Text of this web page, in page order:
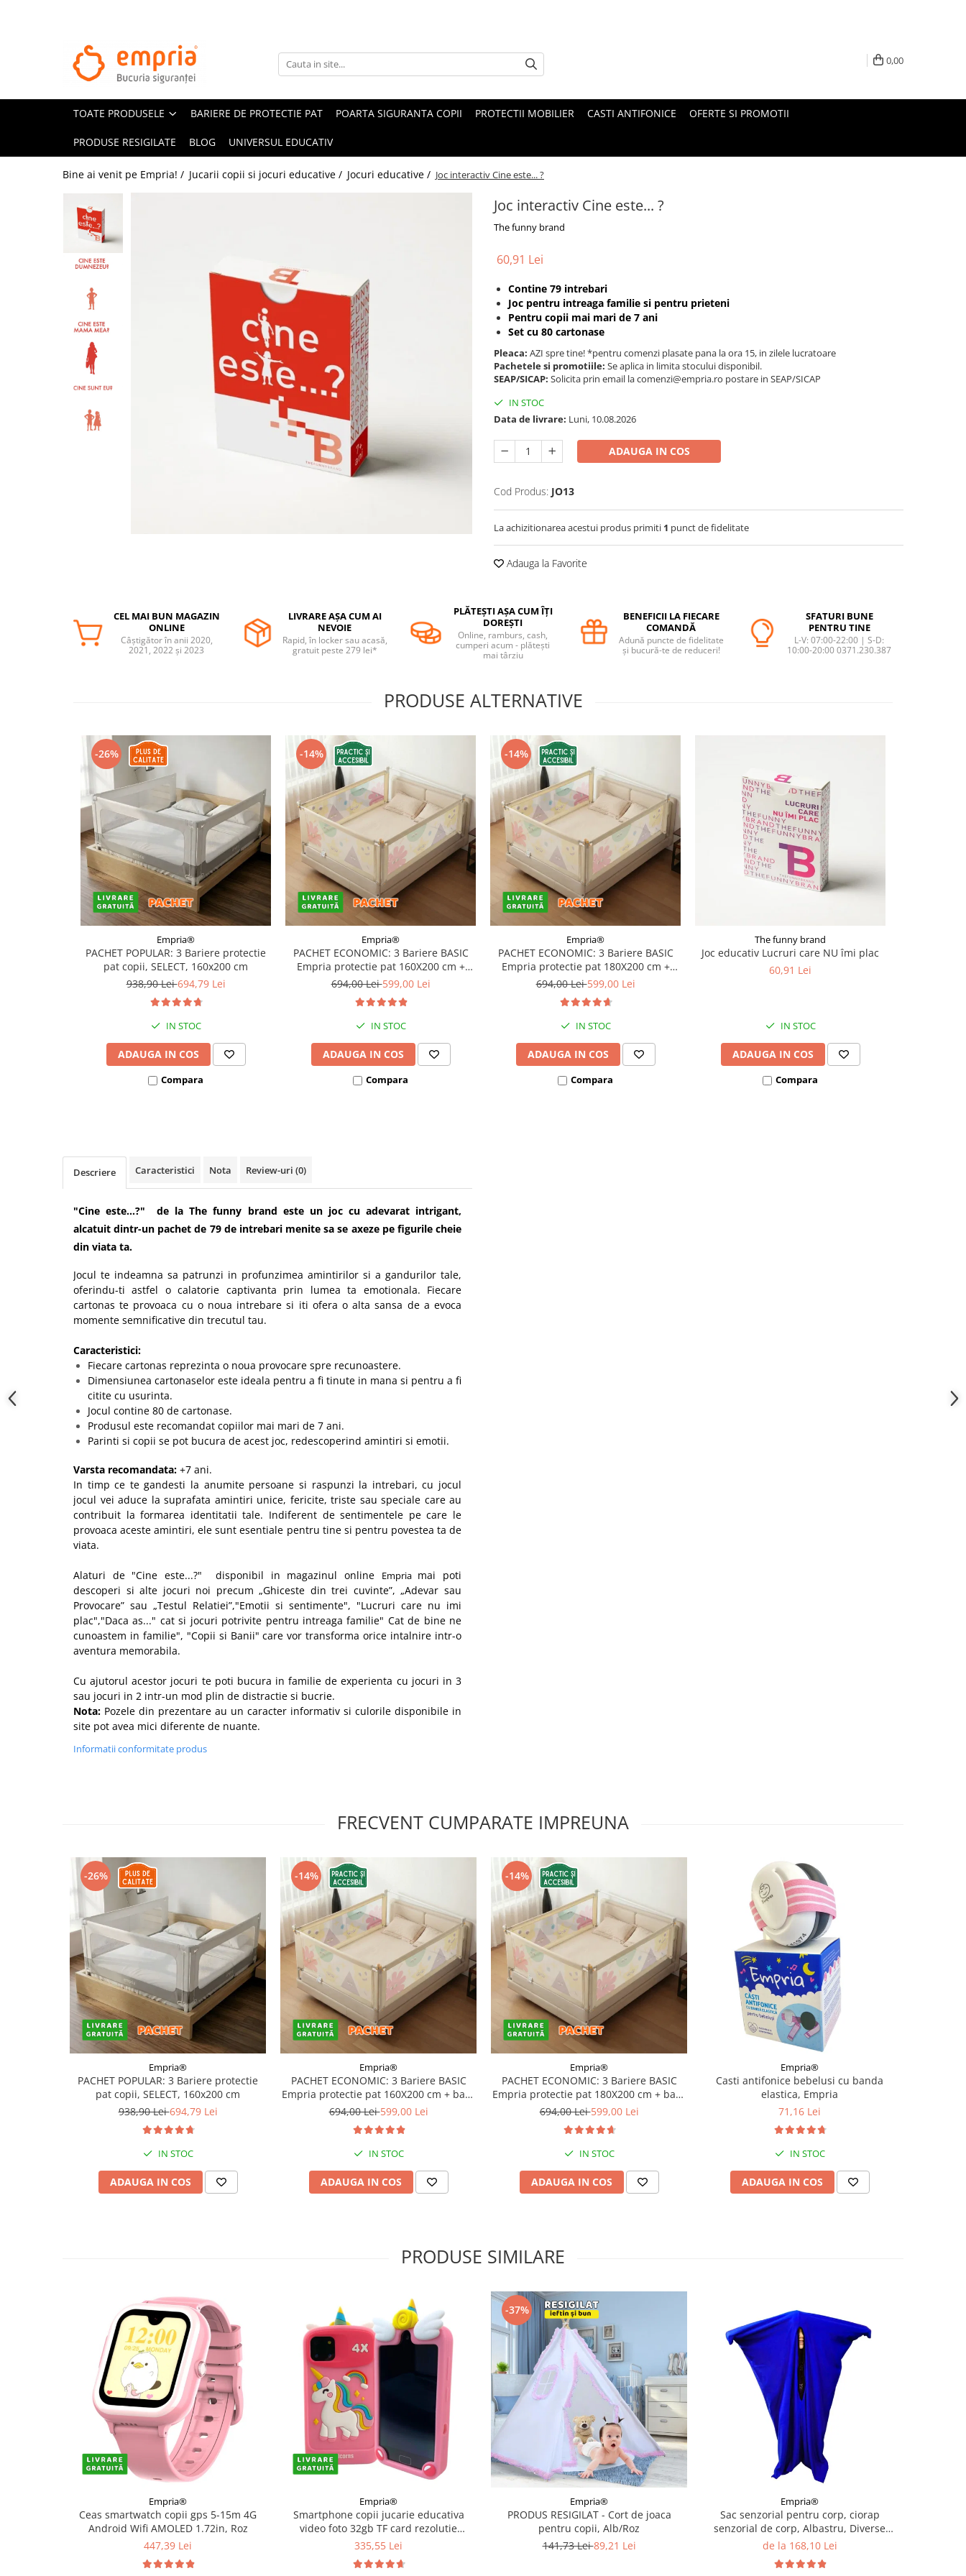
TOATE PRODUSELE
Oferte Protectii Laterale Pat
Bariere protectie pentru pat
Aparatori laterale patut bebe
Protectie colturi mobila copii
Sigurante pentru sertare si usi
Sigurante geamuri si usi glisante
Kituri de siguranta pentru copii si
Protectii utile
Poarta siguranta copii
Deflectoare pentru aer conditionat
Casti antifonice pentru copii si
Puericultura mare
Ingrijire bebe si mama
Igiena si ingrijire bebelusi
Accesorii bebelusi / nou-nascuti
Perne si saltele bebelusi
Diversificare bebelusi
Baia bebelusului
Jucarii copii si jocuri educative
Jucarii dentitie
Covorase ortopedice senzoriale
Cuburi magnetice JollyHeap®
Stikere decorative si covoare
Siguranta animale companie
Propuneri Cadou
0,00
TOATE PRODUSELE BARIERE DE PROTECTIE PAT POARTA SIGURANTA COPII PROTECTII MOBILIER CASTI ANTIFONICE OFERTE SI PROMOTII
PRODUSE RESIGILATE BLOG UNIVERSUL EDUCATIV
Bine ai venit pe Empria! / Jucarii copii si jocuri educative / Jocuri educative / Joc interactiv Cine este... ?
Joc interactiv Cine este... ?
The funny brand
60,91 Lei
Contine 79 intrebari
Joc pentru intreaga familie si pentru prieteni
Pentru copii mai mari de 7 ani
Set cu 80 cartonase
Pleaca: AZI spre tine! *pentru comenzi plasate pana la ora 15, in zilele lucratoare
Pachetele si promotiile: Se aplica in limita stocului disponibil.
SEAP/SICAP: Solicita prin email la comenzi@empria.ro postare in SEAP/SICAP
IN STOC
Data de livrare: Luni, 10.08.2026
ADAUGA IN COS
Cod Produs: JO13
La achizitionarea acestui produs primiti 1 punct de fidelitate
Adauga la Favorite
CEL MAI BUN MAGAZIN
ONLINE
Câștigător în anii 2020,
2021, 2022 și 2023
LIVRARE AȘA CUM AI
NEVOIE
Rapid, în locker sau acasă,
gratuit peste 279 lei*
PLĂTEȘTI AȘA CUM ÎȚI
DOREȘTI
Online, ramburs, cash,
cumperi acum - plătești
mai târziu
BENEFICII LA FIECARE
COMANDĂ
Adună puncte de fidelitate
și bucură-te de reduceri!
SFATURI BUNE
PENTRU TINE
L-V: 07:00-22:00 | S-D:
10:00-20:00 0371.230.387
PRODUSE ALTERNATIVE
-26%
Empria®
PACHET POPULAR: 3 Bariere protectie
pat copii, SELECT, 160x200 cm
938,90 Lei694,79 Lei
IN STOC
ADAUGA IN COS
Compara
-14%
Empria®
PACHET ECONOMIC: 3 Bariere BASIC
Empria protectie pat 160X200 cm +
bara stabilizatoare
694,00 Lei599,00 Lei
IN STOC
ADAUGA IN COS
Compara
-14%
Empria®
PACHET ECONOMIC: 3 Bariere BASIC
Empria protectie pat 180X200 cm +
bara stabilizatoare
694,00 Lei599,00 Lei
IN STOC
ADAUGA IN COS
Compara
The funny brand
Joc educativ Lucruri care NU îmi plac
60,91 Lei
IN STOC
ADAUGA IN COS
Compara
Descriere Caracteristici Nota Review-uri (0)
"Cine este...?" de la The funny brand este un joc cu adevarat intrigant,
alcatuit dintr-un pachet de 79 de intrebari menite sa se axeze pe figurile cheie
din viata ta.
Jocul te indeamna sa patrunzi in profunzimea amintirilor si a gandurilor tale,
oferindu-ti astfel o calatorie captivanta prin lumea ta emotionala. Fiecare
cartonas te provoaca cu o noua intrebare si iti ofera o alta sansa de a evoca
momente semnificative din trecutul tau.
Caracteristici:
Fiecare cartonas reprezinta o noua provocare spre recunoastere.
Dimensiunea cartonaselor este ideala pentru a fi tinute in mana si pentru a fi
citite cu usurinta.
Jocul contine 80 de cartonase.
Produsul este recomandat copiilor mai mari de 7 ani.
Parinti si copii se pot bucura de acest joc, redescoperind amintiri si emotii.
Varsta recomandata: +7 ani.
In timp ce te gandesti la anumite persoane si raspunzi la intrebari, cu jocul
jocul vei aduce la suprafata amintiri unice, fericite, triste sau speciale care au
contribuit la formarea identitatii tale. Indiferent de sentimentele pe care le
provoaca aceste amintiri, ele sunt esentiale pentru tine si pentru povestea ta de
viata.
Alaturi de "Cine este...?" disponibil in magazinul online Empria mai poti
descoperi si alte jocuri noi precum „Ghiceste din trei cuvinte”, „Adevar sau
Provocare” sau „Testul Relatiei”,"Emotii si sentimente", "Lucruri care nu imi
plac","Daca as..." cat si jocuri potrivite pentru intreaga familie" Cat de bine ne
cunoastem in familie", "Copii si Banii" care vor transforma orice intalnire intr-o
aventura memorabila.
Cu ajutorul acestor jocuri te poti bucura in familie de experienta cu jocuri in 3
sau jocuri in 2 intr-un mod plin de distractie si bucrie.
Nota: Pozele din prezentare au un caracter informativ si culorile disponibile in
site pot avea mici diferente de nuante.
Informatii conformitate produs
FRECVENT CUMPARATE IMPREUNA
-26%
Empria®
PACHET POPULAR: 3 Bariere protectie
pat copii, SELECT, 160x200 cm
938,90 Lei694,79 Lei
IN STOC
ADAUGA IN COS
-14%
Empria®
PACHET ECONOMIC: 3 Bariere BASIC
Empria protectie pat 160X200 cm + bara
stabilizatoare
694,00 Lei599,00 Lei
IN STOC
ADAUGA IN COS
-14%
Empria®
PACHET ECONOMIC: 3 Bariere BASIC
Empria protectie pat 180X200 cm + bara
stabilizatoare
694,00 Lei599,00 Lei
IN STOC
ADAUGA IN COS
Empria®
Casti antifonice bebelusi cu banda
elastica, Empria
71,16 Lei
IN STOC
ADAUGA IN COS
PRODUSE SIMILARE
Empria®
Ceas smartwatch copii gps 5-15m 4G
Android Wifi AMOLED 1.72in, Roz
447,39 Lei
Empria®
Smartphone copii jucarie educativa
video foto 32gb TF card rezolutie
480*800 display 10cm, Diverse culori
335,55 Lei
-37%
Empria®
PRODUS RESIGILAT - Cort de joaca
pentru copii, Alb/Roz
141,73 Lei89,21 Lei
Empria®
Sac senzorial pentru corp, ciorap
senzorial de corp, Albastru, Diverse
marimi
de la 168,10 Lei